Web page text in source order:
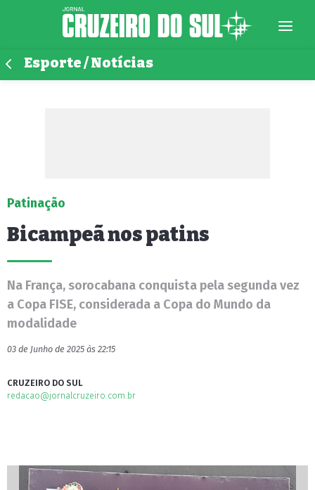
Esporte / Notícias
Patinação
Bicampeã nos patins
Na França, sorocabana conquista pela segunda vez
a Copa FISE, considerada a Copa do Mundo da
modalidade
03 de Junho de 2025 às 22:15
CRUZEIRO DO SUL
redacao@jornalcruzeiro.com.br